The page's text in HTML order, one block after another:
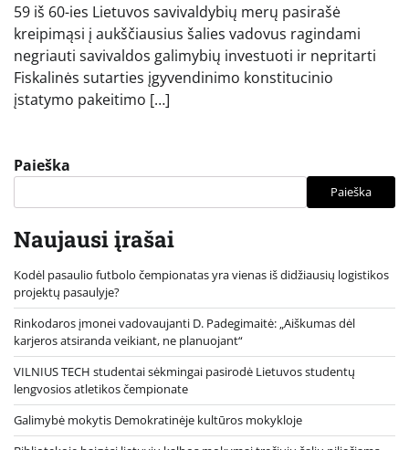
59 iš 60-ies Lietuvos savivaldybių merų pasirašė
kreipimąsi į aukščiausius šalies vadovus ragindami
negriauti savivaldos galimybių investuoti ir nepritarti
Fiskalinės sutarties įgyvendinimo konstitucinio
įstatymo pakeitimo […]
Paieška
Paieška
Naujausi įrašai
Kodėl pasaulio futbolo čempionatas yra vienas iš didžiausių logistikos
projektų pasaulyje?
Rinkodaros įmonei vadovaujanti D. Padegimaitė: „Aiškumas dėl
karjeros atsiranda veikiant, ne planuojant“
VILNIUS TECH studentai sėkmingai pasirodė Lietuvos studentų
lengvosios atletikos čempionate
Galimybė mokytis Demokratinėje kultūros mokykloje